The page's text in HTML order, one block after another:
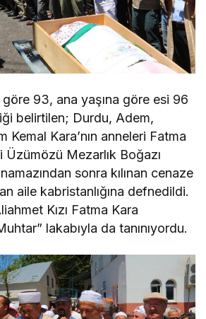
93, ana yaşına göre esi 96
belirtilen; Durdu, Adem,
Kemal Kara’nın anneleri Fatma
Üzümözü Mezarlık Boğazı
sonra kılınan cenaze
aile kabristanlığına defnedildi.
Kızı Fatma Kara
lakabıyla da tanınıyordu.